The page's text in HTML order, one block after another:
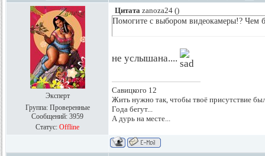
Эксперт
Группа: Проверенные
Сообщений: 3959
Статус: Offline
Цитата zanoza24 ()
Помогите с выбором видеокамеры!? Чем
не услышана....
Савицкого 12
Жить нужно так, чтобы твоё присутствие
Года бегут...
А дурь на месте...